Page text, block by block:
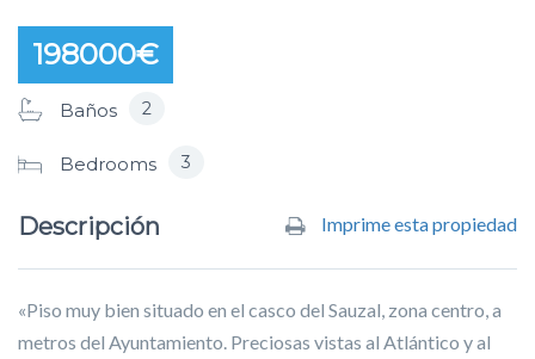
198000€
Baños 2
Bedrooms 3
Descripción Imprime esta propiedad
«Piso muy bien situado en el casco del Sauzal, zona centro, a
metros del Ayuntamiento. Preciosas vistas al Atlántico y al